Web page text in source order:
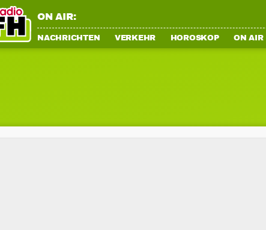
ON AIR:
NACHRICHTEN VERKEHR HOROSKOP ON AIR